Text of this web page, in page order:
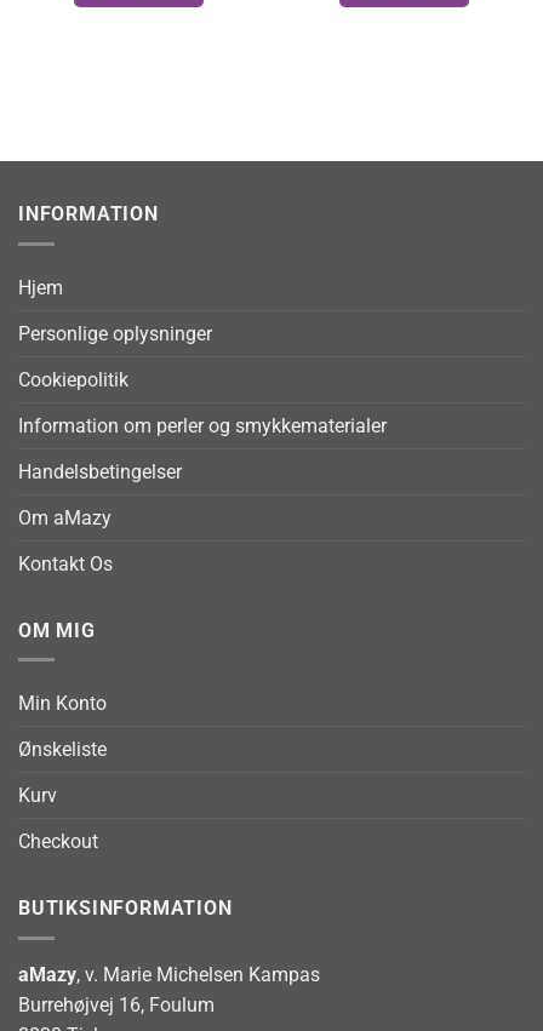
INFORMATION
Hjem
Personlige oplysninger
Cookiepolitik
Information om perler og smykkematerialer
Handelsbetingelser
Om aMazy
Kontakt Os
OM MIG
Min Konto
Ønskeliste
Kurv
Checkout
BUTIKSINFORMATION
aMazy, v. Marie Michelsen Kampas
Burrehøjvej 16, Foulum